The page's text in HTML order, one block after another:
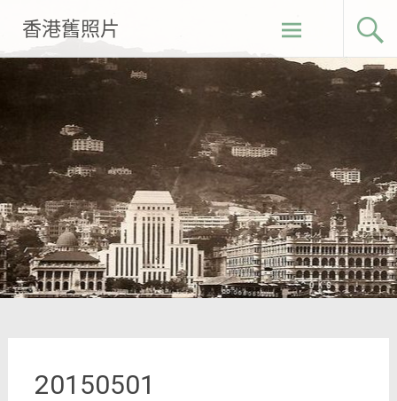
content
香港舊照片
20150501